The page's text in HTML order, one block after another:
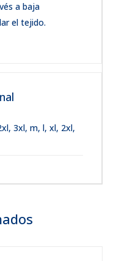
a baja
el tejido.
, 3xl, m, l, xl, 2xl,